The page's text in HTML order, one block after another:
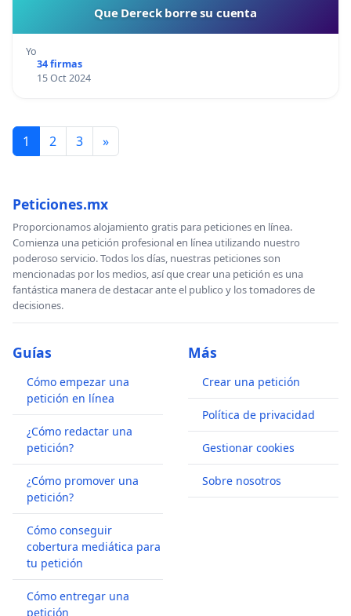
Que Dereck borre su cuenta
Yo
34 firmas
15 Oct 2024
1 2 3 »
Peticiones.mx
Proporcionamos alojamiento gratis para peticiones en línea.
Comienza una petición profesional en línea utilizando nuestro
poderoso servicio. Todos los días, nuestras peticiones son
mencionadas por los medios, así que crear una petición es una
fantástica manera de destacar ante el publico y los tomadores de
decisiones.
Guías
Cómo empezar una
petición en línea
¿Cómo redactar una
petición?
¿Cómo promover una
petición?
Cómo conseguir
cobertura mediática para
tu petición
Cómo entregar una
petición
Más
Crear una petición
Política de privacidad
Gestionar cookies
Sobre nosotros